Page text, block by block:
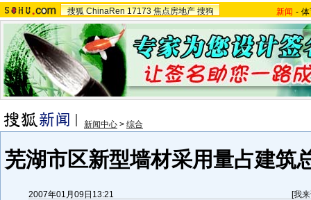
搜狐 ChinaRen 17173 焦点房地产 搜狗 新闻 -
新闻中心 > 综合
芜湖市区新型墙材采用量占建筑
2007年01月09日13:21 [我